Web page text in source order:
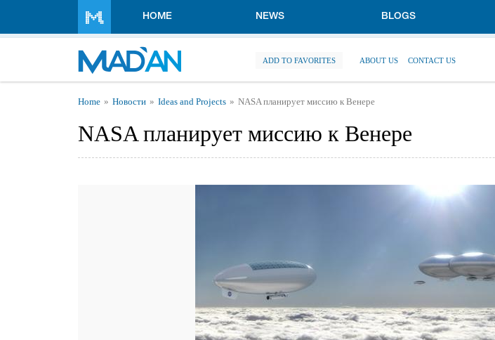
HOME NEWS BLOGS
ADD TO FAVORITES ABOUT US CONTACT US
You are here
Home Новости Ideas and Projects NASA планирует миссию к Венере
NASA планирует миссию к Венере